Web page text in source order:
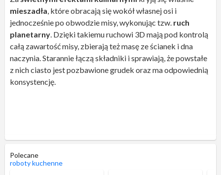
mieszadła, które obracają się wokół własnej osi i
jednocześnie po obwodzie misy, wykonując tzw. ruch
planetarny. Dzięki takiemu ruchowi 3D mają pod kontrolą
całą zawartość misy, zbierają też masę ze ścianek i dna
naczynia. Starannie łączą składniki i sprawiają, że powstałe
z nich ciasto jest pozbawione grudek oraz ma odpowiednią
konsystencję.
Polecane
roboty kuchenne